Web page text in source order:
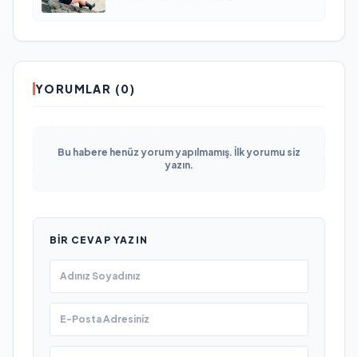
YORUMLAR (0)
Bu habere henüz yorum yapılmamış. İlk yorumu siz
yazın.
BIR CEVAP YAZIN